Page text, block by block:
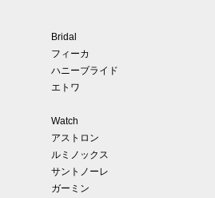
Bridal
フィーカ
ハニーブライド
エトワ
Watch
アストロン
ルミノックス
サントノーレ
ガーミン